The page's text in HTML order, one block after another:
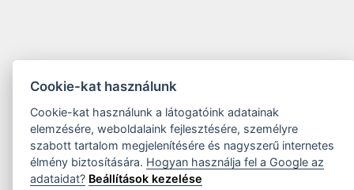
Cookie-kat használunk
Cookie-kat használunk a látogatóink adatainak
elemzésére, weboldalaink fejlesztésére, személyre
szabott tartalom megjelenítésére és nagyszerű internetes
élmény biztosítására. Hogyan használja fel a Google az
adataidat? Beállítások kezelése